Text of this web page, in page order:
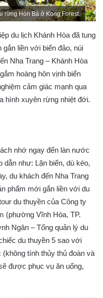
rừng Hòn Bà ở Kong Forest.
du lịch Khánh Hòa đã tung
gắn liền với biển đảo, núi
Nha Trang – Khánh Hòa
hoàng hôn vịnh biển
cảm giác mạnh qua
hình xuyên rừng nhiệt đới.
nhớ ngay đến làn nước
dẫn như: Lặn biển, dù kéo,
du khách đến Nha Trang
phẩm mới gắn liền với du
du thuyền của Công ty
(phường Vĩnh Hòa, TP.
Ngân – Tổng quản lý du
du thuyền 5 sao với
tính thủy thủ đoàn và
được phục vụ ăn uống,